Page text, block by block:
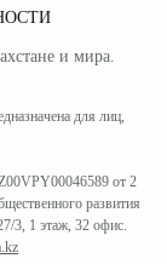
и мира.
для лиц,
от 2
развития
3, 1 этаж, 32 офис.